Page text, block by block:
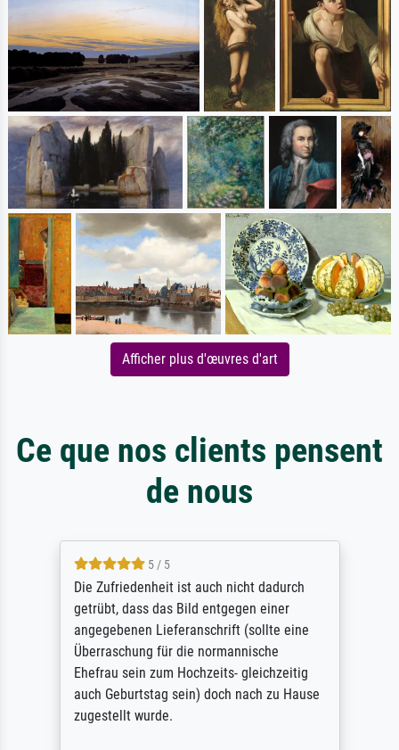
Afficher plus d'œuvres d'art
Ce que nos clients pensent
de nous
5 / 5
Die Zufriedenheit ist auch nicht dadurch
getrübt, dass das Bild entgegen einer
angegebenen Lieferanschrift (sollte eine
Überraschung für die normannische
Ehefrau sein zum Hochzeits- gleichzeitig
auch Geburtstag sein) doch nach zu Hause
zugestellt wurde.